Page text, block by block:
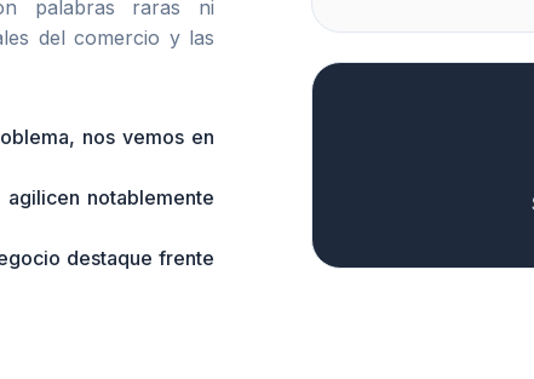
palabras raras ni
del comercio y las
nos vemos en
notablemente
destaque frente